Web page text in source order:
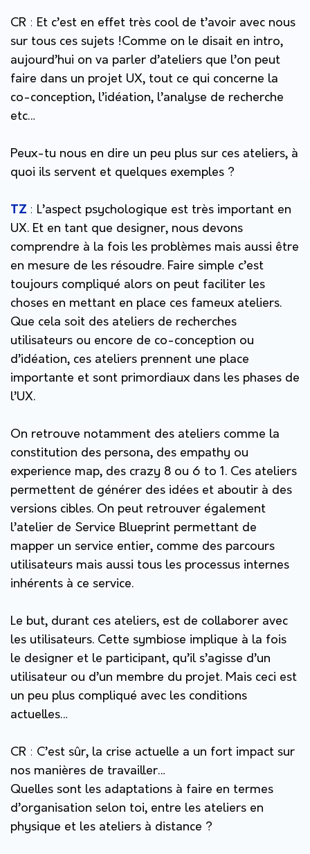
CR : Et c’est en effet très cool de t’avoir avec nous
sur tous ces sujets !Comme on le disait en intro,
aujourd’hui on va parler d’ateliers que l’on peut
faire dans un projet UX, tout ce qui concerne la
co-conception, l’idéation, l’analyse de recherche
etc…
Peux-tu nous en dire un peu plus sur ces ateliers, à
quoi ils servent et quelques exemples ?
TZ : L’aspect psychologique est très important en
UX. Et en tant que designer, nous devons
comprendre à la fois les problèmes mais aussi être
en mesure de les résoudre. Faire simple c’est
toujours compliqué alors on peut faciliter les
choses en mettant en place ces fameux ateliers.
Que cela soit des ateliers de recherches
utilisateurs ou encore de co-conception ou
d’idéation, ces ateliers prennent une place
importante et sont primordiaux dans les phases de
l’UX.
On retrouve notamment des ateliers comme la
constitution des persona, des empathy ou
experience map, des crazy 8 ou 6 to 1. Ces ateliers
permettent de générer des idées et aboutir à des
versions cibles. On peut retrouver également
l’atelier de Service Blueprint permettant de
mapper un service entier, comme des parcours
utilisateurs mais aussi tous les processus internes
inhérents à ce service.
Le but, durant ces ateliers, est de collaborer avec
les utilisateurs. Cette symbiose implique à la fois
le designer et le participant, qu’il s’agisse d’un
utilisateur ou d’un membre du projet. Mais ceci est
un peu plus compliqué avec les conditions
actuelles…
CR : C’est sûr, la crise actuelle a un fort impact sur
nos manières de travailler…
Quelles sont les adaptations à faire en termes
d’organisation selon toi, entre les ateliers en
physique et les ateliers à distance ?